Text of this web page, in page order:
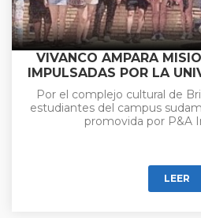
VIVANCO AMPARA
IMPULSADAS POR LA
Por el complejo cultural de
estudiantes del campus
promovida por P&A
LEER